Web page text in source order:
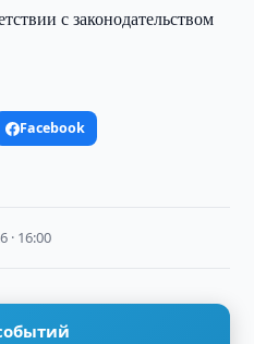
с законодательством
Facebook
· 16:00